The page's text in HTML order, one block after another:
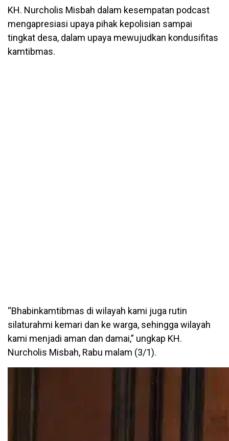
KH. Nurcholis Misbah dalam kesempatan podcast
mengapresiasi upaya pihak kepolisian sampai
tingkat desa, dalam upaya mewujudkan kondusifitas
kamtibmas.
“Bhabinkamtibmas di wilayah kami juga rutin
silaturahmi kemari dan ke warga, sehingga wilayah
kami menjadi aman dan damai,” ungkap KH.
Nurcholis Misbah, Rabu malam (3/1).